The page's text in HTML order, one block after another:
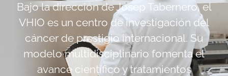
Bajo la dirección de Josep Tabernero, el
VHIO es un centro de investigación del
cáncer de prestigio internacional. Su
modelo multidisciplinario fomenta el
avance científico y tratamientos